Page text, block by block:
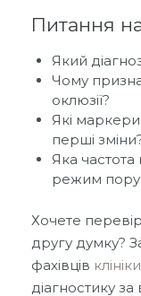
Питання
Який
Чому
оклюзії?
Які маркери
перші
Яка
режим
Хочете
другу думку?
фахівців
діагностику